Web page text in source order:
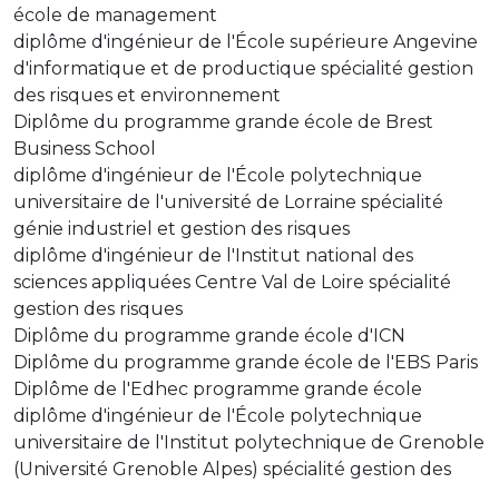
école de management
diplôme d'ingénieur de l'École supérieure Angevine
d'informatique et de productique spécialité gestion
des risques et environnement
Diplôme du programme grande école de Brest
Business School
diplôme d'ingénieur de l'École polytechnique
universitaire de l'université de Lorraine spécialité
génie industriel et gestion des risques
diplôme d'ingénieur de l'Institut national des
sciences appliquées Centre Val de Loire spécialité
gestion des risques
Diplôme du programme grande école d'ICN
Diplôme du programme grande école de l'EBS Paris
Diplôme de l'Edhec programme grande école
diplôme d'ingénieur de l'École polytechnique
universitaire de l'Institut polytechnique de Grenoble
(Université Grenoble Alpes) spécialité gestion des